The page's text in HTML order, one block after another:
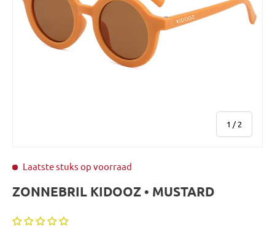
1 /van
2
Laatste stuks op voorraad
ZONNEBRIL KIDOOZ • MUSTARD